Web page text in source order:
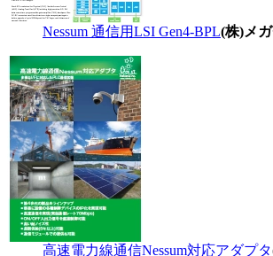
Nessum 通信用LSI Gen4-BPL(株)メ
高速電力線通信Nessum対応アダプタ